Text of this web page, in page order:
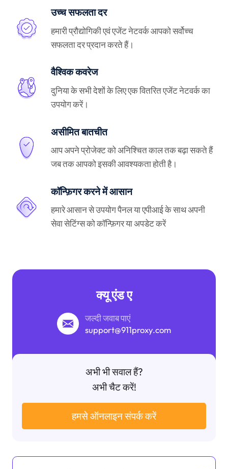
उच्च सफलता दर
हमारी प्रौद्योगिकी एवं एजेंट नेटवर्क आपको सर्वोच्च
सफलता दर प्रदान करते हैं।
वैश्विक कवरेज
दुनिया के सभी देशों के लिए एक वितरित एजेंट नेटवर्क का
उपयोग करें।
असीमित बातचीत
आप अपने प्रोजेक्ट को अनिश्चित काल तक बढ़ा सकते हैं
जब तक आपको इसकी आवश्यकता होती है।
कॉन्फ़िगर करने में आसान
हमारे आसान से उपयोग पैनल या एपीआई के साथ अपनी
सेवा सेटिंग्स को कॉन्फ़िगर या अपडेट करें
क्यू एंड ए
जल्दी जवाब पाएं
support@911proxy.com
अभी भी सवाल हैं?
अभी चैट करें!
हमसे ऑनलाइन संपर्क करें